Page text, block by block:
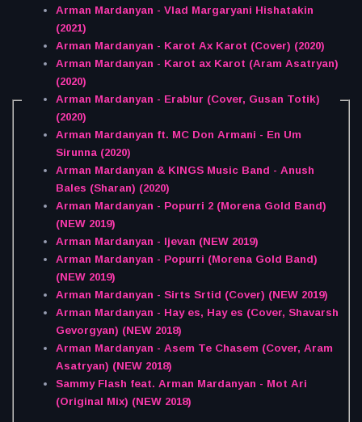
Arman Mardanyan - Vlad Margaryani Hishatakin
(2021)
Arman Mardanyan - Karot Ax Karot (Cover) (2020)
Arman Mardanyan - Karot ax Karot (Aram Asatryan)
(2020)
Arman Mardanyan - Erablur (Cover, Gusan Totik)
(2020)
Arman Mardanyan ft. MC Don Armani - En Um
Sirunna (2020)
Arman Mardanyan & KINGS Music Band - Anush
Bales (Sharan) (2020)
Arman Mardanyan - Popurri 2 (Morena Gold Band)
(NEW 2019)
Arman Mardanyan - Ijevan (NEW 2019)
Arman Mardanyan - Popurri (Morena Gold Band)
(NEW 2019)
Arman Mardanyan - Sirts Srtid (Cover) (NEW 2019)
Arman Mardanyan - Hay es, Hay es (Cover, Shavarsh
Gevorgyan) (NEW 2018)
Arman Mardanyan - Asem Te Chasem (Cover, Aram
Asatryan) (NEW 2018)
Sammy Flash feat. Arman Mardanyan - Mot Ari
(Original Mix) (NEW 2018)